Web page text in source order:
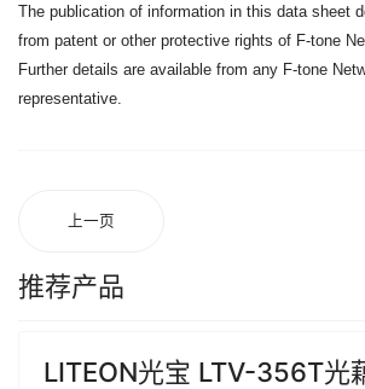
The publication of information in this data sheet
from patent or other protective rights of F-tone
Further details are available from any F-tone
representative.
上一页
推荐产品
LITEON光宝 LTV-356T光